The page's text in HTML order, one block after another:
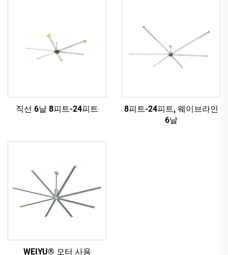
직선 6날 8피트-24피트
8피트-24피트, 웨이브라인
6날
WEIYU® 모터 사용